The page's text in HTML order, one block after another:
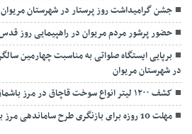
جشن گرامیداشت روز پرستار در شهرستان مریوان
حضور پرشور مردم مریوان در راهپیمایی روز
برپایی ایستگاه صلواتی به مناسبت چهارمین
در شهرستان مریوان
کشف ۱۲۰۰ لیتر انواع سوخت قاچاق در مرز باشماق
مهلت 10 روزه برای بازنگری طرح ساماندهی مرز باشماق